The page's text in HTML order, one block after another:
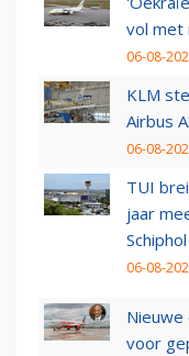
vol met
06-08-
KLM
Airbus
06-08-
TUI
jaar
Schiphol
06-08-
voor